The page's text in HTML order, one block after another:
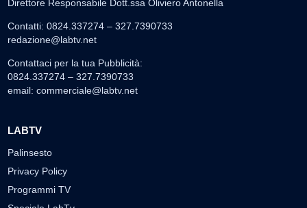
Direttore Responsabile Dott.ssa Oliviero Antonella
Contatti: 0824.337274 – 327.7390733
redazione@labtv.net
Contattaci per la tua Pubblicità:
0824.337274 – 327.7390733
email: commerciale@labtv.net
LABTV
Palinsesto
Privacy Policy
Programmi TV